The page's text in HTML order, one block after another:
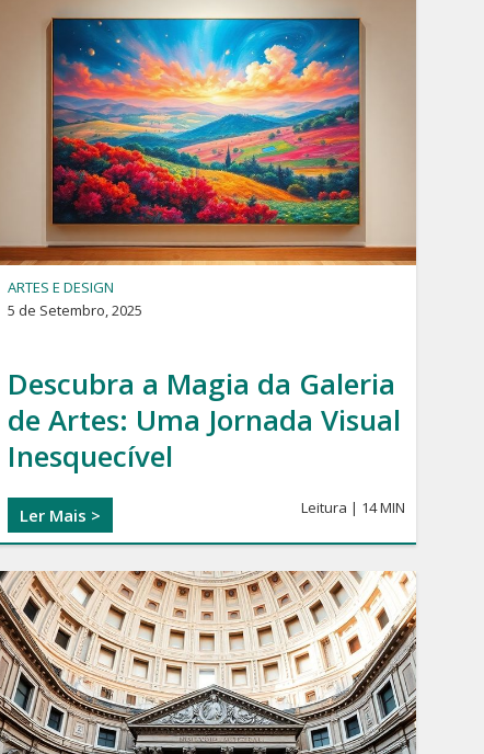
ARTES E DESIGN
5 de Setembro, 2025
Descubra a Magia da Galeria
de Artes: Uma Jornada Visual
Inesquecível
Ler Mais > Leitura | 14 MIN